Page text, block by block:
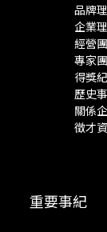
品牌
企業
經營
專家
得獎
歷史
關係
徵才
重要事紀